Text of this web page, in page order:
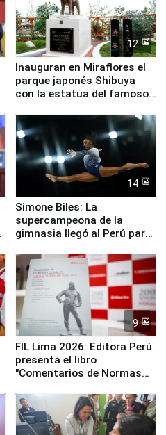
12
Inauguran en Miraflores el
parque japonés Shibuya
con la estatua del famoso
14
Simone Biles: La
supercampeona de la
gimnasia llegó al Perú para
Panamericanos Lima 2027
9
FIL Lima 2026: Editora Perú
presenta el libro
"Comentarios de Normas
Derecho Colectivo"